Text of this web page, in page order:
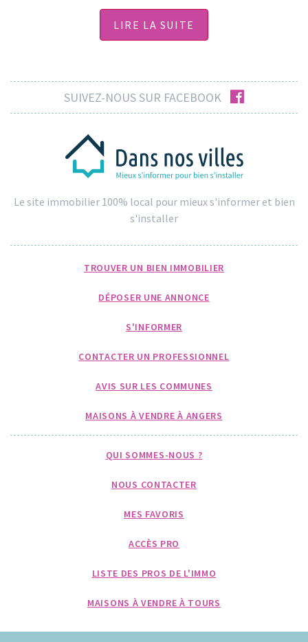
LIRE LA SUITE
SUIVEZ-NOUS SUR FACEBOOK facebook
Le site immobilier 100% local pour mieux s'informer et bien
s'installer
TROUVER UN BIEN IMMOBILIER
DÉPOSER UNE ANNONCE
S'INFORMER
CONTACTER UN PROFESSIONNEL
AVIS SUR LES COMMUNES
MAISONS À VENDRE À ANGERS
QUI SOMMES-NOUS ?
NOUS CONTACTER
MES FAVORIS
ACCÈS PRO
LISTE DES PROS DE L'IMMO
MAISONS À VENDRE À TOURS